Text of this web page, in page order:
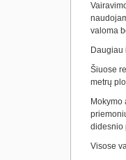
valoma
Daugiau
Šiuose
metrų
didesnio
Visose